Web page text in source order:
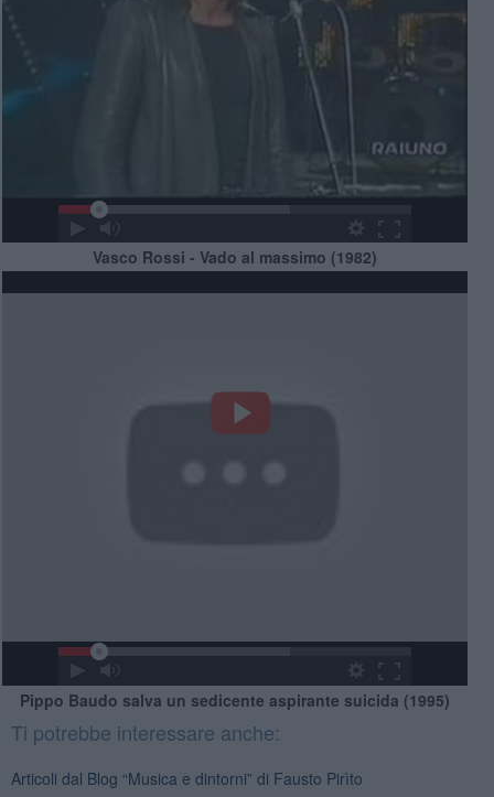
Vasco Rossi - Vado al massimo (1982)
Pippo Baudo salva un sedicente aspirante suicida (1995)
Ti potrebbe interessare anche:
Articoli dal Blog “Musica e dintorni” di Fausto Pirìto